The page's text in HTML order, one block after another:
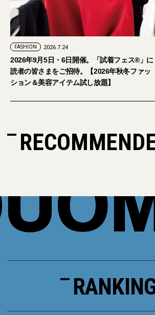
「試着フェス®︎」に
2026年秋冬ファッ
放題】
【おしゃれな大人のア
ピジ」が国内初の旗艦
にオープン。日本限定